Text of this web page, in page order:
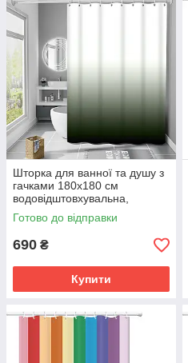
Шторка для ванної та душу з
гачками 180x180 см
водовідштовхувальна,
високоякісна з зеленим
градієнтом
Готово до відправки
690 ₴
Купити